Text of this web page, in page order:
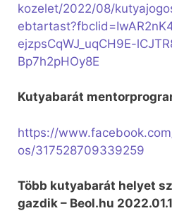
kozelet/2022/08/
ejzpsCqWJ_uqCH9E-
Bp7h2pHOy8E
Kutyabarát
https://
os/317528709339259
Több kutyabarát helyet
gazdik – Beol.hu